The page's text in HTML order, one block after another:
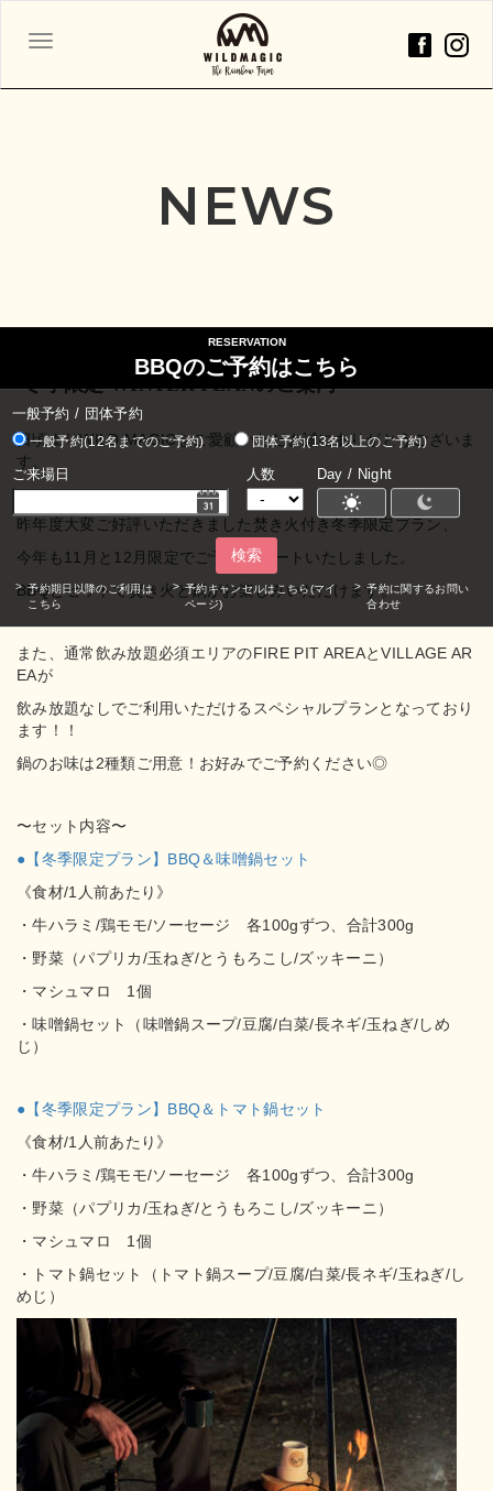
ナ
ゲ
RESERVATION
BBQのご予約はこちら
一般予約 / 団体予約
一般予約(12名までのご予約) 団体予約(13名以上のご予約)
ご来場日 人数 Day / Night
検索
予約期日以降のご利用は
こちら
予約キャンセルはこちら(マイ
ページ)
予約に関するお問い
合わせ
NEWS
-冬季限定 WINTER PLANのご案内-
日頃よりWILD MAGICをご愛顧いただき誠にありがとうございま
す。
昨年度大変ご好評いただきました焚き火付き冬季限定プラン、
今年も11月と12月限定でご予約スタートいたしました。
BBQとセットで焚き火と鍋がお楽しみいただけます。
また、通常飲み放題必須エリアのFIRE PIT AREAとVILLAGE AR
EAが
飲み放題なしでご利用いただけるスペシャルプランとなっており
ます！！
鍋のお味は2種類ご用意！お好みでご予約ください◎
〜セット内容〜
●【冬季限定プラン】BBQ＆味噌鍋セット
《食材/1人前あたり》
・牛ハラミ/鶏モモ/ソーセージ 各100gずつ、合計300g
・野菜（パプリカ/玉ねぎ/とうもろこし/ズッキーニ）
・マシュマロ 1個
・味噌鍋セット（味噌鍋スープ/豆腐/白菜/長ネギ/玉ねぎ/しめ
じ）
●【冬季限定プラン】BBQ＆トマト鍋セット
《食材/1人前あたり》
・牛ハラミ/鶏モモ/ソーセージ 各100gずつ、合計300g
・野菜（パプリカ/玉ねぎ/とうもろこし/ズッキーニ）
・マシュマロ 1個
・トマト鍋セット（トマト鍋スープ/豆腐/白菜/長ネギ/玉ねぎ/し
めじ）